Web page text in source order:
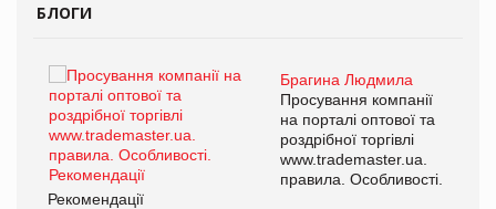
БЛОГИ
Брагина Людмила
Просування компанії
на порталі оптової та
роздрібної торгівлі
www.trademaster.ua.
правила. Особливості.
Рекомендації